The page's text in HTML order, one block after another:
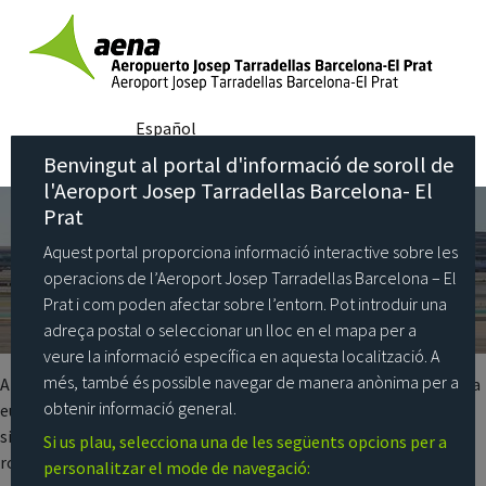
Español
La teva ubicació
Benvingut al portal d'informació de soroll de
l'Aeroport Josep Tarradellas Barcelona- El
Prat
Aquest portal proporciona informació interactive sobre les
operacions de l’Aeroport Josep Tarradellas Barcelona – El
Prat i com poden afectar sobre l’entorn. Pot introduir una
adreça postal o seleccionar un lloc en el mapa per a
veure la informació específica en aquesta localització. A
més, també és possible navegar de manera anònima per a
obtenir informació general.
Si us plau, selecciona una de les següents opcions per a
personalitzar el mode de navegació:
Categoria:
8 de novembre de 20243 de desembre de 2024
Amb motiu del procés de certificació de l’aeroport a la normativa
europea CS ADR-DSN de EASA, és necessària la instal·lació d’un
sistema de doble alimentació per a les llums d’eix de carrers de
rodatge essencials de l’aeroport.